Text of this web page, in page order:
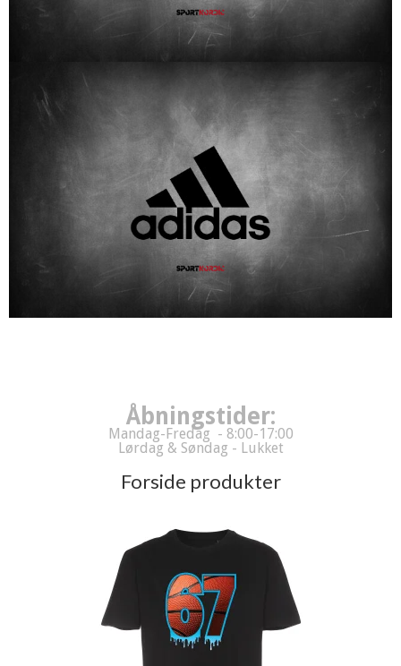
Åbningstider:
Mandag-Fredag - 8:00-17:00
Lørdag & Søndag - Lukket
Forside produkter